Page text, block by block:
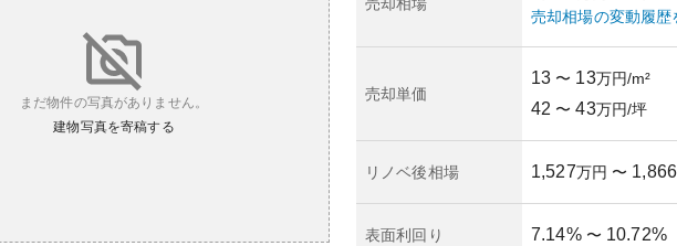
まだ物件の写真がありません。
建物写真を寄稿する
売却相場の変動履歴
売却単価
13 〜 13万円/m²
42 〜 43万円/坪
リノベ後相場 1,527万円 〜 1,866
表面利回り 7.14% 〜 10.72%